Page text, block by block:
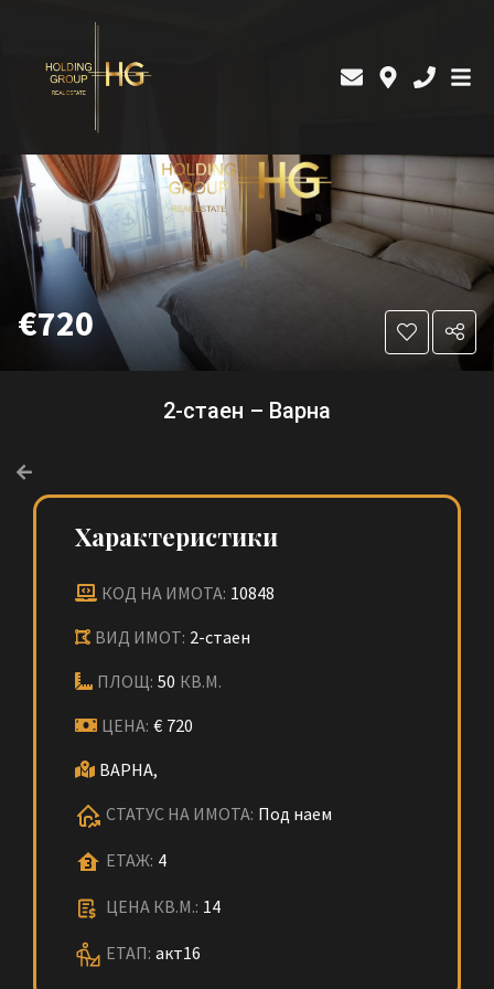
€720
2-стаен – Варна
Характеристики
КОД НА ИМОТА: 10848
ВИД ИМОТ: 2-стаен
ПЛОЩ: 50 КВ.М.
ЦЕНА: € 720
ВАРНА,
СТАТУС НА ИМОТА: Под наем
ЕТАЖ: 4
ЦЕНА КВ.М.: 14
ЕТАП: акт16